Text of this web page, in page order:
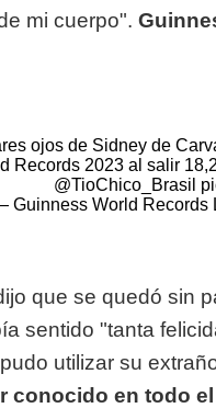
mi cuerpo".
ojos de Sidney de
Records 2023 al salir
@TioChico_Brasil
Guinness World Records
que se quedó sin
sentido "tanta
utilizar su
conocido en todo